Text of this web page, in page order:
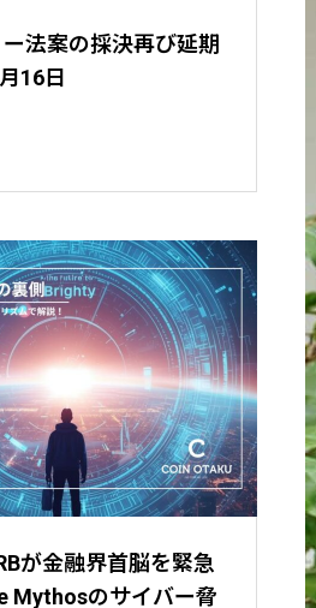
法案の採決再び延期
16日
が金融界首脳を緊急
Mythosのサイバー脅